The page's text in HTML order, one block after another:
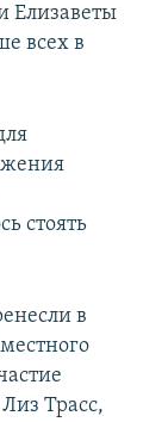
Елизаветы
всех в
стоять
в
Трасс,